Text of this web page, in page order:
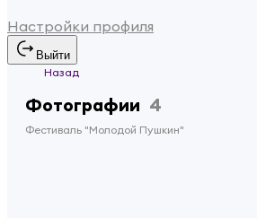
Настройки профиля
Выйти
Назад
Фотографии 4
Фестиваль "Молодой Пушкин"